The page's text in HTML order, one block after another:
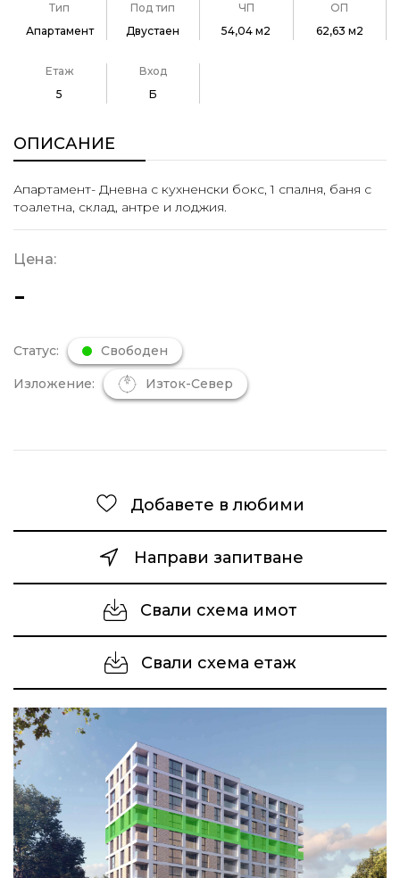
Тип
Апартамент
Под тип
Двустаен
ЧП
54,04 м2
ОП
62,63 м2
Етаж
5
Вход
Б
ОПИСАНИЕ
Апартамент- Дневна с кухненски бокс, 1 спалня, баня с
тоалетна, склад, антре и лоджия.
Цена:
-
Статус: Свободен
Изложение: Изток-Север
Добавете в любими
Направи запитване
Свали схема имот
Свали схема етаж